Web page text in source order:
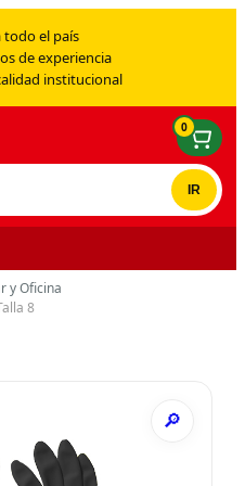
todo el país
de experiencia
institucional
0
y Oficina
8